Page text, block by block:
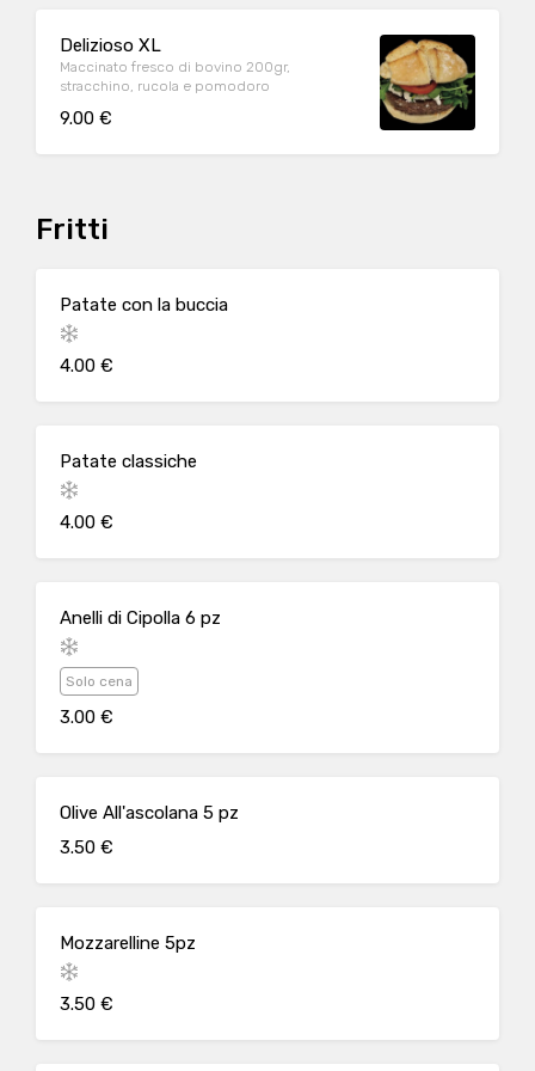
Delizioso XL
Maccinato fresco di bovino 200gr,
stracchino, rucola e pomodoro
9.00 €
Fritti
Patate con la buccia
4.00 €
Patate classiche
4.00 €
Anelli di Cipolla 6 pz
Solo cena
3.00 €
Olive All'ascolana 5 pz
3.50 €
Mozzarelline 5pz
3.50 €